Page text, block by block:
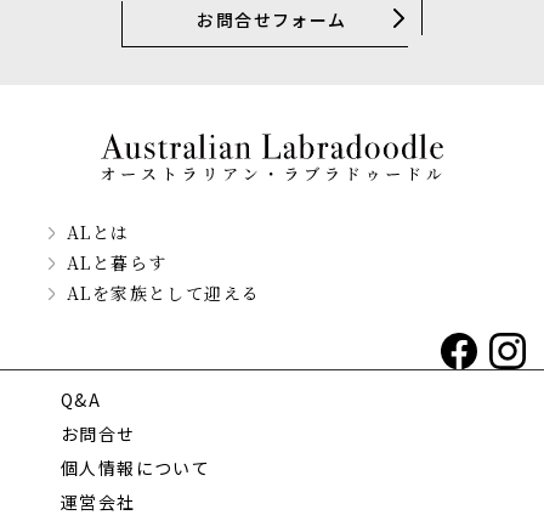
お問合せフォーム
ALとは
ALと暮らす
ALを家族として迎える
Q&A
お問合せ
個人情報について
運営会社